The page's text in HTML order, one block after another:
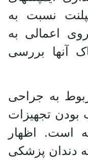
نسبت به
اعمالی به
آنها بررسی
به جراحی
بودن تجهیزات
است. اظهار
دندان پزشکی